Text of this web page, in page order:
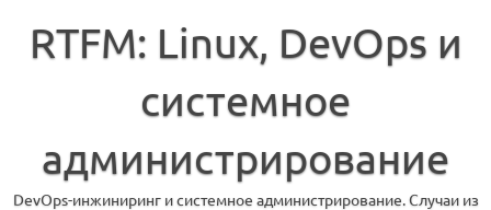
содержимому
RTFM: Linux, DevOps и
системное
администрирование
DevOps-инжиниринг и системное администрирование. Случаи из